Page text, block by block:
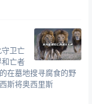
卫亡
亡者
在墓地搜寻腐食的野
斯将奥西里斯